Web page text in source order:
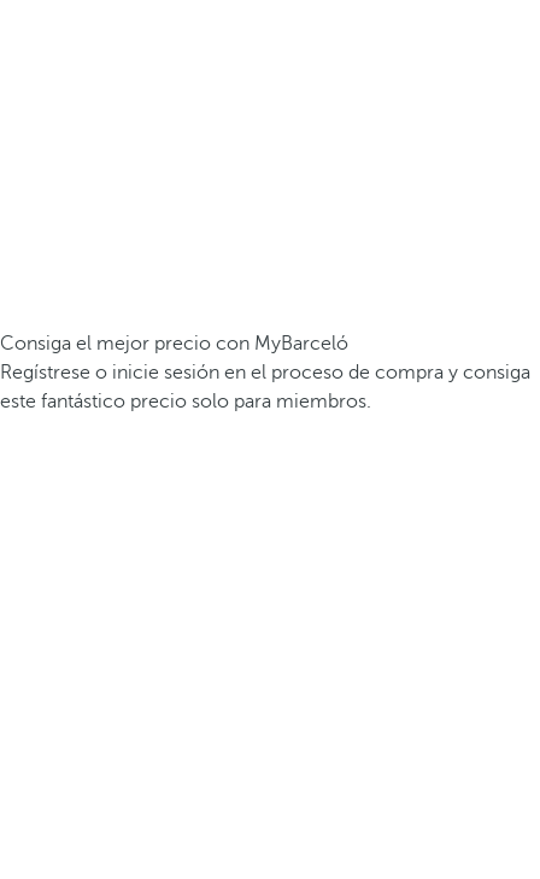
Consiga el mejor precio con MyBarceló
Regístrese o inicie sesión en el proceso de compra y consiga
este fantástico precio solo para miembros.